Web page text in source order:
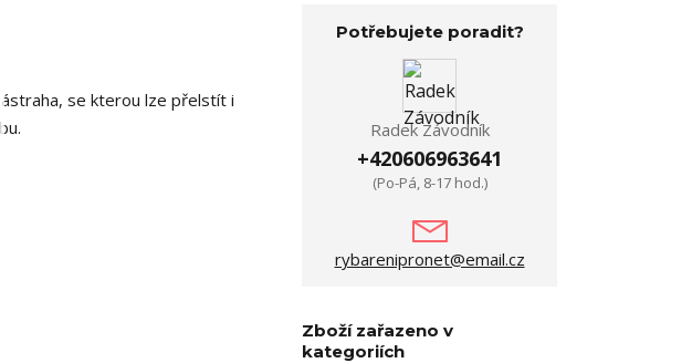
se kterou lze přelstít i
Potřebujete poradit?
Radek Závodník
+420606963641
(Po-Pá, 8-17 hod.)
rybarenipronet@email.cz
Zboží zařazeno v
kategoriích